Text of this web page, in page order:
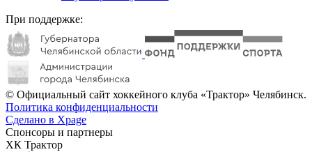
При поддержке:
© Официальный сайт хоккейного клуба «Трактор» Челябинск.
Политика конфиденциальности
Сделано в Xpage
Спонсоры и партнеры
ХК Трактор